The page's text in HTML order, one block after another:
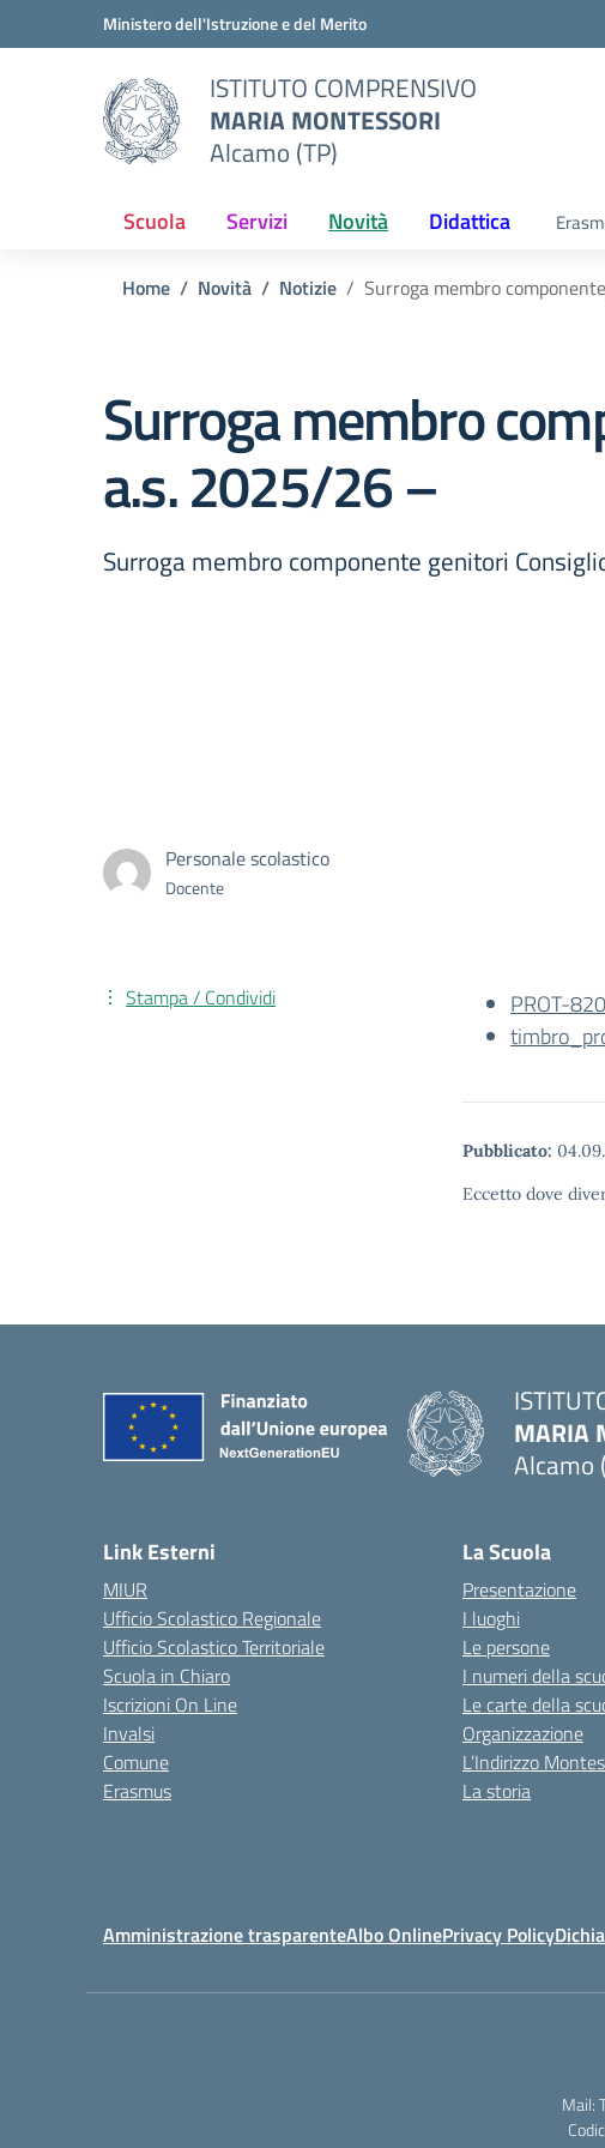
Vai ai contenuti
Vai al menu di navigazioneMinistero dell'Istruzione e del Merito
ISTITUTO COMPRENSIVO
MARIA MONTESSORI
Alcamo (TP)
Scuola Servizi Novità Didattica
Home Novità Notizie Surroga membro
Surroga membro
a.s. 2025/26 –
Surroga membro componente genitori
Personale scolastico
Docente
PROT-
Pubblicato:
Eccetto dove
Stampa / Condividi
MARIA
Alcamo
Link Esterni
MIUR
Ufficio Scolastico Regionale
Ufficio Scolastico Territoriale
Scuola in Chiaro
Iscrizioni On Line
Invalsi
Comune
Erasmus
La Scuola
Presentazione
I luoghi
Le persone
I numeri della
Le carte della
Organizzazione
L’Indirizzo
La storia
Amministrazione trasparenteAlbo OnlinePrivacy Policy
Mail: